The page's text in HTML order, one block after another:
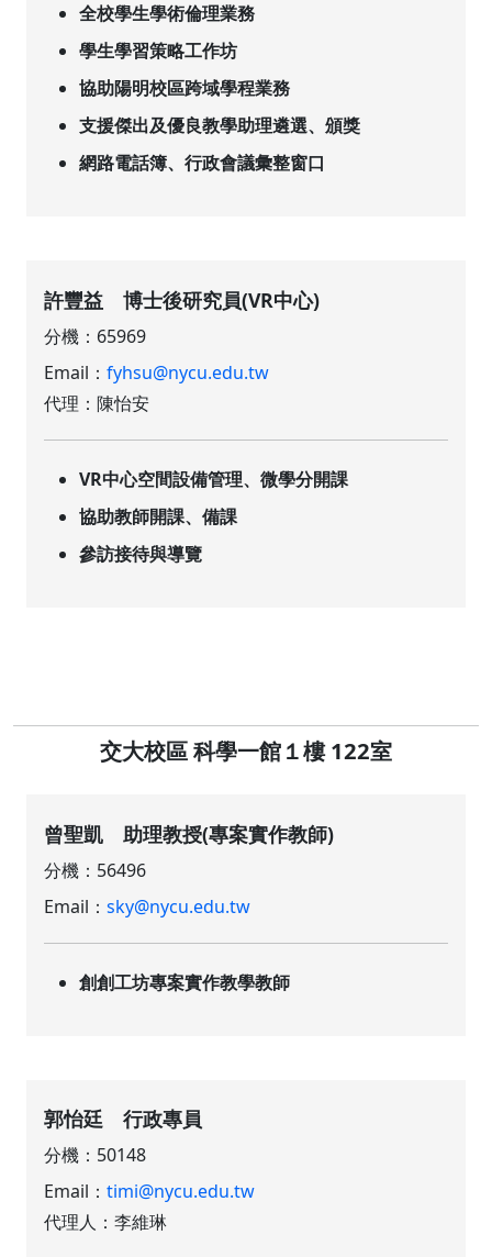
全校學生學術倫理業務
學生學習策略工作坊
協助陽明校區跨域學程業務
支援傑出及優良教學助理遴選、頒獎
網路電話簿、行政會議彙整窗口
許豐益 博士後研究員(VR中心)
分機：65969
Email：fyhsu@nycu.edu.tw
代理：陳怡安
VR中心空間設備管理、微學分開課
協助教師開課、備課
參訪接待與導覽
交大校區 科學一館１樓 122室
曾聖凱 助理教授(專案實作教師)
分機：56496
Email：sky@nycu.edu.tw
創創工坊專案實作教學教師
郭怡廷 行政專員
分機：50148
Email：timi@nycu.edu.tw
代理人：李維琳